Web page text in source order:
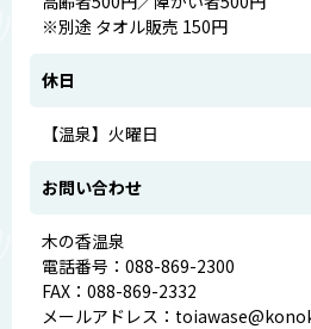
※別途 タオル販売 150円
休日
【温泉】火曜日
お問い合わせ
木の香温泉
電話番号：088-869-2300
FAX：088-869-2332
メールアドレス：